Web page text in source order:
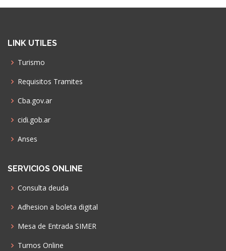
LINK UTILES
Turismo
Requisitos Tramites
Cba.gov.ar
cidi.gob.ar
Anses
SERVICIOS ONLINE
Consulta deuda
Adhesion a boleta digital
Mesa de Entrada SIMER
Turnos Online